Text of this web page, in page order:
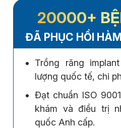
20000+
ĐÃ PHỤC HỒI
Trồng răng
lượng quốc tế, chi
Đạt chuẩn ISO
khám và điều trị
quốc Anh cấp.